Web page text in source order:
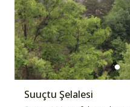
Suuçtu Şelalesi